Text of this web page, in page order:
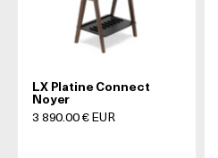
LX Platine Connect
Noyer
Prix de vente
3 890.00 € EUR